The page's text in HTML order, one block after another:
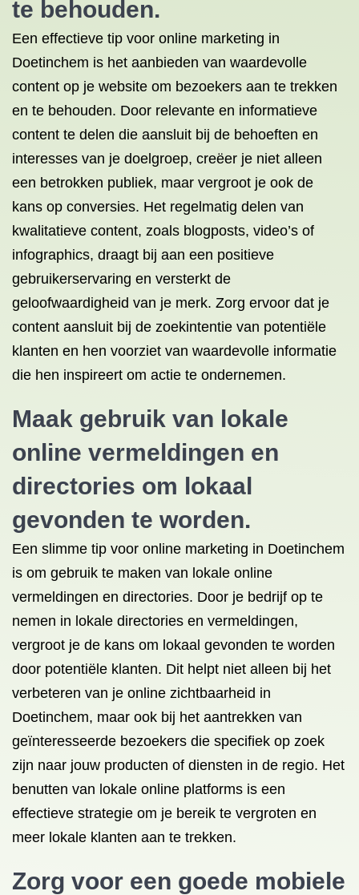
te behouden.
Een effectieve tip voor online marketing in
Doetinchem is het aanbieden van waardevolle
content op je website om bezoekers aan te trekken
en te behouden. Door relevante en informatieve
content te delen die aansluit bij de behoeften en
interesses van je doelgroep, creëer je niet alleen
een betrokken publiek, maar vergroot je ook de
kans op conversies. Het regelmatig delen van
kwalitatieve content, zoals blogposts, video’s of
infographics, draagt bij aan een positieve
gebruikerservaring en versterkt de
geloofwaardigheid van je merk. Zorg ervoor dat je
content aansluit bij de zoekintentie van potentiële
klanten en hen voorziet van waardevolle informatie
die hen inspireert om actie te ondernemen.
Maak gebruik van lokale
online vermeldingen en
directories om lokaal
gevonden te worden.
Een slimme tip voor online marketing in Doetinchem
is om gebruik te maken van lokale online
vermeldingen en directories. Door je bedrijf op te
nemen in lokale directories en vermeldingen,
vergroot je de kans om lokaal gevonden te worden
door potentiële klanten. Dit helpt niet alleen bij het
verbeteren van je online zichtbaarheid in
Doetinchem, maar ook bij het aantrekken van
geïnteresseerde bezoekers die specifiek op zoek
zijn naar jouw producten of diensten in de regio. Het
benutten van lokale online platforms is een
effectieve strategie om je bereik te vergroten en
meer lokale klanten aan te trekken.
Zorg voor een goede mobiele